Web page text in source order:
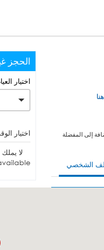
إلى المفضلة
الشخصي
الحجز
اختيار
اختيار
لا